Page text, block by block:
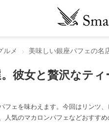
ルメ 美味しい銀座パフェの名
彼女と贅沢なテ
ェを味わえます。今回はリンツ
気のマカロンパフェなどおすす